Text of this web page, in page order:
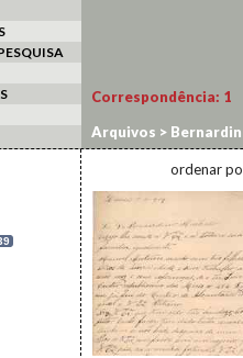
Correspondência: 1
Arquivos >
ordenar